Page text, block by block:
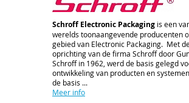
Schroff Electronic Packaging is een
werelds toonaangevende producenten
gebied van Electronic Packaging. Met
oprichting van de firma Schroff door
Schroff in 1962, werd de basis gelegd
ontwikkeling van producten en
de basis ...
Meer info